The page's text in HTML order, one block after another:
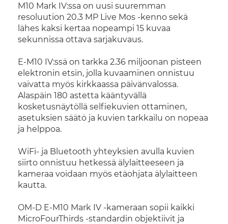
M10 Mark IV:ssa on uusi suuremman
resoluution 20.3 MP Live Mos -kenno sekä
lähes kaksi kertaa nopeampi 15 kuvaa
sekunnissa ottava sarjakuvaus.
E-M10 IV:ssä on tarkka 2.36 miljoonan pisteen
elektronin etsin, jolla kuvaaminen onnistuu
vaivatta myös kirkkaassa päivänvalossa.
Alaspäin 180 astetta kääntyvällä
kosketusnäytöllä selfiekuvien ottaminen,
asetuksien säätö ja kuvien tarkkailu on nopeaa
ja helppoa.
WiFi- ja Bluetooth yhteyksien avulla kuvien
siirto onnistuu hetkessä älylaitteeseen ja
kameraa voidaan myös etäohjata älylaitteen
kautta.
OM-D E-M10 Mark IV -kameraan sopii kaikki
MicroFourThirds -standardin objektiivit ja